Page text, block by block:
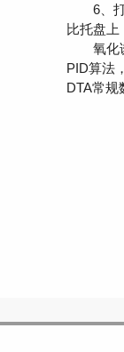
6、打
比托盘上
氧化诱
PID算法
DTA常规